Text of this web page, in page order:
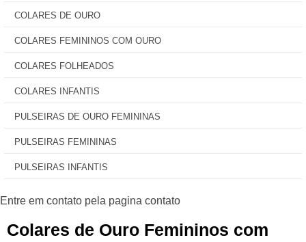
COLARES DE OURO
COLARES FEMININOS COM OURO
COLARES FOLHEADOS
COLARES INFANTIS
PULSEIRAS DE OURO FEMININAS
PULSEIRAS FEMININAS
PULSEIRAS INFANTIS
Colares de Ouro Femininos com